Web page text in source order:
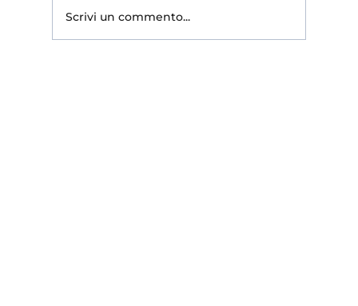
decisiva, però, arriva solo con il sinistro: la
Scrivi un commento...